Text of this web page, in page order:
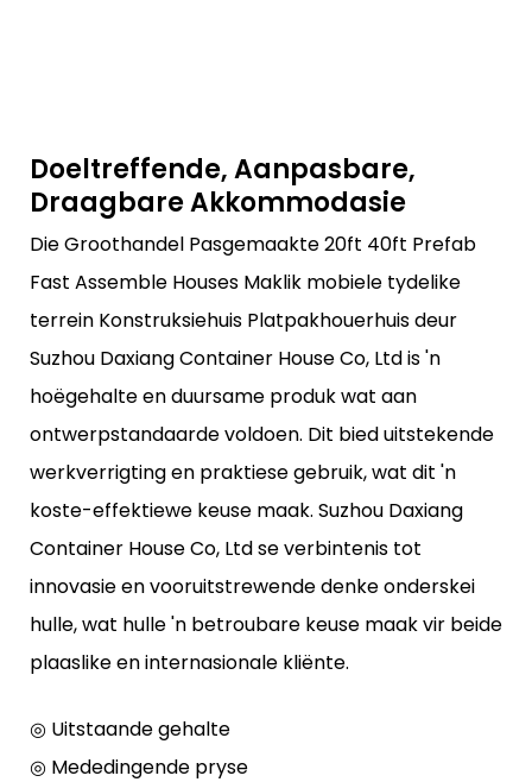
Doeltreffende, Aanpasbare,
Draagbare Akkommodasie
Die Groothandel Pasgemaakte 20ft 40ft Prefab
Fast Assemble Houses Maklik mobiele tydelike
terrein Konstruksiehuis Platpakhouerhuis deur
Suzhou Daxiang Container House Co, Ltd is 'n
hoëgehalte en duursame produk wat aan
ontwerpstandaarde voldoen. Dit bied uitstekende
werkverrigting en praktiese gebruik, wat dit 'n
koste-effektiewe keuse maak. Suzhou Daxiang
Container House Co, Ltd se verbintenis tot
innovasie en vooruitstrewende denke onderskei
hulle, wat hulle 'n betroubare keuse maak vir beide
plaaslike en internasionale kliënte.
◎ Uitstaande gehalte
◎ Mededingende pryse